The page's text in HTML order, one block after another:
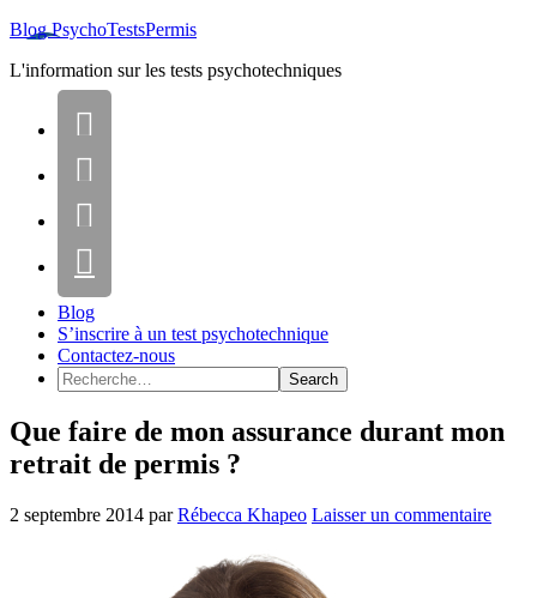
Blog PsychoTestsPermis
L'information sur les tests psychotechniques




Blog
S’inscrire à un test psychotechnique
Contactez-nous
Que faire de mon assurance durant mon
retrait de permis ?
2 septembre 2014 parRébecca Khapeo Laisser un commentaire